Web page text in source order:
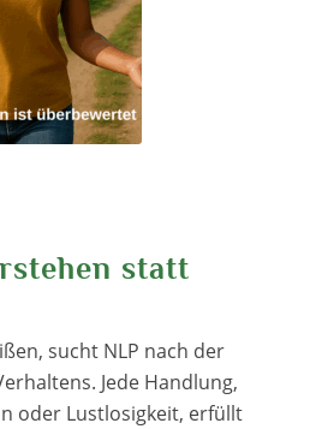
statt
sucht NLP nach der
Jede Handlung,
oder Lustlosigkeit, erfüllt